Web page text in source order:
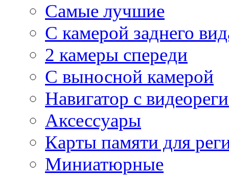
Самые лучшие
С камерой заднего
2 камеры спереди
С выносной камерой
Навигатор с
Аксессуары
Карты памяти для
Миниатюрные